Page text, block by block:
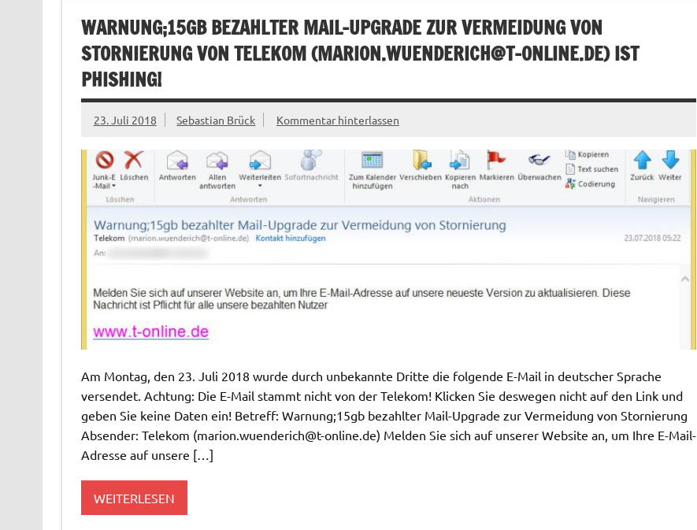
WARNUNG;15GB BEZAHLTER MAIL-UPGRADE ZUR VERMEIDUNG VON
STORNIERUNG VON TELEKOM (MARION.WUENDERICH@T-ONLINE.DE) IST
PHISHING!
23. Juli 2018 Sebastian Brück Kommentar hinterlassen
Am Montag, den 23. Juli 2018 wurde durch unbekannte Dritte die folgende E-Mail in deutscher Sprache
versendet. Achtung: Die E-Mail stammt nicht von der Telekom! Klicken Sie deswegen nicht auf den Link und
geben Sie keine Daten ein! Betreff: Warnung;15gb bezahlter Mail-Upgrade zur Vermeidung von Stornierung
Absender: Telekom (marion.wuenderich@t-online.de) Melden Sie sich auf unserer Website an, um Ihre E-Mail-
Adresse auf unsere […]
WEITERLESEN